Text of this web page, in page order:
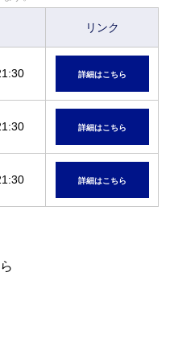
リンク
詳細はこちら
詳細はこちら
詳細はこちら